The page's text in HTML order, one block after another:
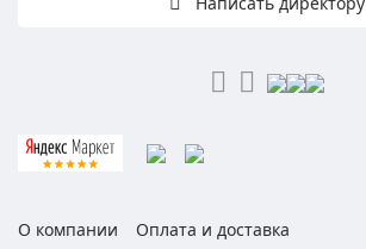
О компании Оплата и доставка